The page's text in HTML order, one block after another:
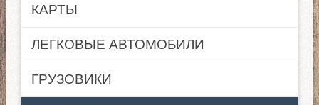
КАРТЫ
ЛЕГКОВЫЕ АВТОМОБИЛИ
ГРУЗОВИКИ